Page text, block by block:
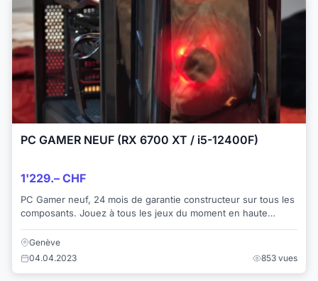
PC GAMER NEUF (RX 6700 XT / i5-12400F)
1'229.– CHF
PC Gamer neuf, 24 mois de garantie constructeur sur tous les
composants. Jouez à tous les jeux du moment en haute
Genève
04.04.2023
853 vues